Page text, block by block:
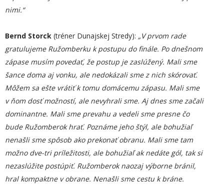
nimi.“
Bernd Storck (tréner Dunajskej Stredy): „V prvom rade
gratulujeme Ružomberku k postupu do finále. Po dnešnom
zápase musím povedať, že postup je zaslúžený. Mali sme
šance doma aj vonku, ale nedokázali sme z nich skórovať.
Môžem sa ešte vrátiť k tomu domácemu zápasu. Mali sme
v ňom dosť možností, ale nevyhrali sme. Aj dnes sme začali
dominantne. Mali sme prevahu a vedeli sme presne čo
bude Ružomberok hrať. Poznáme jeho štýl, ale bohužiaľ
nenašli sme spôsob ako prekonať obranu. Mali sme tam
možno dve-tri príležitosti, ale bohužiaľ ak nedáte gól, tak si
nezaslúžite postúpiť. Ružomberok naozaj výborne bránil,
hral kompaktne v obrane. Nenašli sme cestu k bráne.